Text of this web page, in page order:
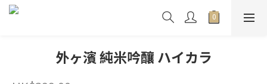
外ヶ濱 純米吟釀 ハイカラ